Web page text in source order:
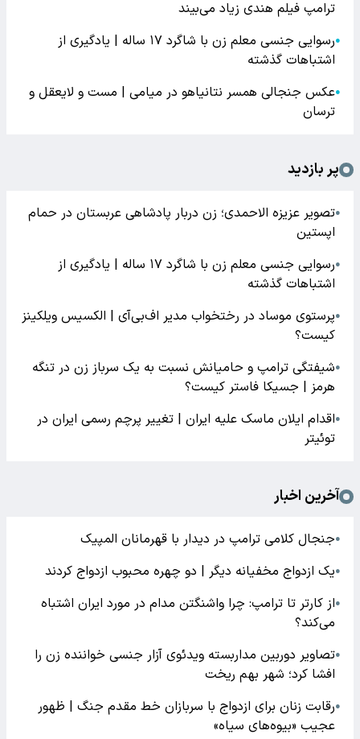
ترامپ فیلم هندی زیاد می‌بیند
●
رسوایی جنسی معلم زن با شاگرد ۱۷ ساله | یادگیری از
اشتباهات گذشته
●عکس جنجالی همسر نتانیاهو در میامی | مست و لایعقل و
ترسان
پر بازدید
●تصویر عزیزه الاحمدی؛ زن دربار پادشاهی عربستان در حمام
اپستین
●
رسوایی جنسی معلم زن با شاگرد ۱۷ ساله | یادگیری از
اشتباهات گذشته
●پرستوی موساد در رختخواب مدیر اف‌بی‌آی | الکسیس ویلکینز
کیست؟
●شیفتگی ترامپ و حامیانش نسبت به یک سرباز زن در تنگه
هرمز | جسیکا فاستر کیست؟
●اقدام ایلان ماسک علیه ایران | تغییر پرچم رسمی ایران در
توئیتر
آخرین اخبار
●جنجال کلامی ترامپ در دیدار با قهرمانان المپیک
●یک ازدواج مخفیانه دیگر | دو چهره محبوب ازدواج کردند
●از کارتر تا ترامپ: چرا واشنگتن مدام در مورد ایران اشتباه
می‌کند؟
●تصاویر دوربین مداربسته ویدئوی آزار جنسی خواننده زن را
افشا کرد؛ شهر بهم ریخت
●رقابت زنان برای ازدواج با سربازان خط مقدم جنگ | ظهور
عجیب «بیوه‌های سیاه»